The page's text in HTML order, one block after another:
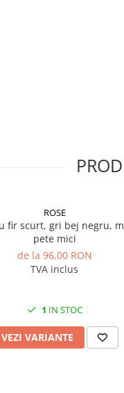
cu un model subtil.
si 70% polyester,
ideal pentru uz zilnic.
ROSE
fir scurt, gri bej negru,
pete mici
de la 96,00 RON
TVA inclus
1 IN STOC
VEZI VARIANTE